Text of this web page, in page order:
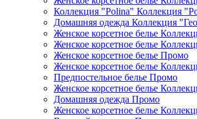
Коллекция "Polina" Коллекция
Домашняя одежда Коллекция
Женское корсетное белье
Женское корсетное белье
Женское корсетное белье Промо
Женское корсетное белье
Предпостельное белье Промо
Женское корсетное белье
Домашняя одежда Промо
Женское корсетное белье